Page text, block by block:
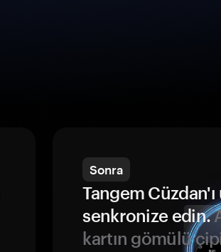
Sonra
Tangem
senkronize edin.
kartın gömülü